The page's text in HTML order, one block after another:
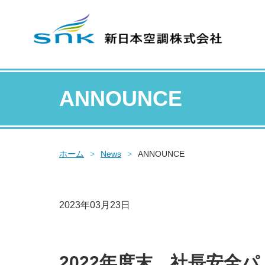
ANNOUNCE
ホーム > News > ANNOUNCE
2023年03月23日